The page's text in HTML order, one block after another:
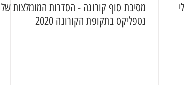
מסיבת סוף קורונה - הסדרות המומלצות של
נטפליקס בתקופת הקורונה 2020